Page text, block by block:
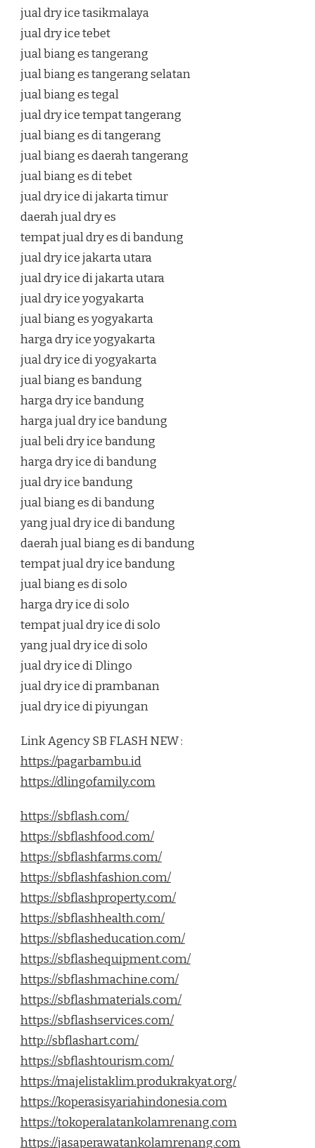
jual dry ice tasikmalaya
jual dry ice tebet
jual biang es tangerang
jual biang es tangerang selatan
jual biang es tegal
jual dry ice tempat tangerang
jual biang es di tangerang
jual biang es daerah tangerang
jual biang es di tebet
jual dry ice di jakarta timur
daerah jual dry es
tempat jual dry es di bandung
jual dry ice jakarta utara
jual dry ice di jakarta utara
jual dry ice yogyakarta
jual biang es yogyakarta
harga dry ice yogyakarta
jual dry ice di yogyakarta
jual biang es bandung
harga dry ice bandung
harga jual dry ice bandung
jual beli dry ice bandung
harga dry ice di bandung
jual dry ice bandung
jual biang es di bandung
yang jual dry ice di bandung
daerah jual biang es di bandung
tempat jual dry ice bandung
jual biang es di solo
harga dry ice di solo
tempat jual dry ice di solo
yang jual dry ice di solo
jual dry ice di Dlingo
jual dry ice di prambanan
jual dry ice di piyungan
Link Agency SB FLASH NEW :
https://pagarbambu.id
https://dlingofamily.com
https://sbflash.com/
https://sbflashfood.com/
https://sbflashfarms.com/
https://sbflashfashion.com/
https://sbflashproperty.com/
https://sbflashhealth.com/
https://sbflasheducation.com/
https://sbflashequipment.com/
https://sbflashmachine.com/
https://sbflashmaterials.com/
https://sbflashservices.com/
http://sbflashart.com/
https://sbflashtourism.com/
https://majelistaklim.produkrakyat.org/
https://koperasisyariahindonesia.com
https://tokoperalatankolamrenang.com
https://jasaperawatankolamrenang.com